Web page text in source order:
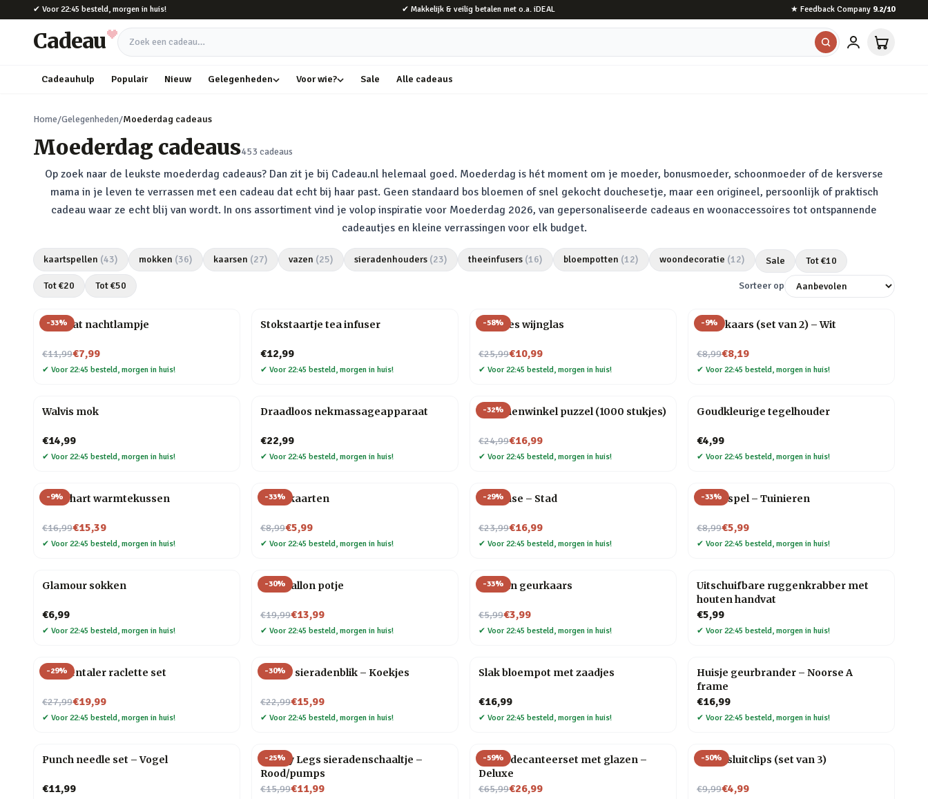
Naar hoofdinhoud
✔ Voor 22:45 besteld, morgen in huis! ✔ Makkelijk & veilig betalen met o.a. iDEAL ★ Feedback Company 9.2/10
Cadeau Zoek een cadeau
Cadeauhulp Populair Nieuw Gelegenheden Voor wie? Sale Alle cadeaus
Home/Gelegenheden/Moederdag cadeaus
Moederdag cadeaus453 cadeaus
Op zoek naar de leukste moederdag cadeaus? Dan zit je bij Cadeau.nl helemaal goed. Moederdag is hét moment om je moeder, bonusmoeder, schoonmoeder of de kersverse
mama in je leven te verrassen met een cadeau dat echt bij haar past. Geen standaard bos bloemen of snel gekocht douchesetje, maar een origineel, persoonlijk of praktisch
cadeau waar ze echt blij van wordt. In ons assortiment vind je volop inspiratie voor Moederdag 2026, van gepersonaliseerde cadeaus en woonaccessoires tot ontspannende
cadeautjes en kleine verrassingen voor elk budget.
kaartspellen (43) mokken (36) kaarsen (27) vazen (25) sieradenhouders (23) theeinfusers (16) bloempotten (12) woondecoratie (12) Sale Tot €10
Tot €20 Tot €50 Sorteer op
-33%
Mini kat nachtlampje
€11,99
Nu voor€7,99
✔ Voor 22:45 besteld, morgen in huis!
Stokstaartje tea infuser
€12,99
✔ Voor 22:45 besteld, morgen in huis!
-58%
Wijnfles wijnglas
€25,99
Nu voor€10,99
✔ Voor 22:45 besteld, morgen in huis!
-9%
Druipkaars (set van 2) – Wit
€8,99
Nu voor€8,19
✔ Voor 22:45 besteld, morgen in huis!
Walvis mok
€14,99
✔ Voor 22:45 besteld, morgen in huis!
Draadloos nekmassageapparaat
€22,99
✔ Voor 22:45 besteld, morgen in huis!
-32%
Bloemenwinkel puzzel (1000 stukjes)
€24,99
Nu voor€16,99
✔ Voor 22:45 besteld, morgen in huis!
Goudkleurige tegelhouder
€4,99
✔ Voor 22:45 besteld, morgen in huis!
-9%
Rood hart warmtekussen
€16,99
Nu voor€15,39
✔ Voor 22:45 besteld, morgen in huis!
-33%
Tarotkaarten
€8,99
Nu voor€5,99
✔ Voor 22:45 besteld, morgen in huis!
-29%
Flip Vase – Stad
€23,99
Nu voor€16,99
✔ Voor 22:45 besteld, morgen in huis!
-33%
Trivia spel – Tuinieren
€8,99
Nu voor€5,99
✔ Voor 22:45 besteld, morgen in huis!
Glamour sokken
€6,99
✔ Voor 22:45 besteld, morgen in huis!
-30%
Blije ballon potje
€19,99
Nu voor€13,99
✔ Voor 22:45 besteld, morgen in huis!
-33%
Oceaan geurkaars
€5,99
Nu voor€3,99
✔ Voor 22:45 besteld, morgen in huis!
Uitschuifbare ruggenkrabber met
houten handvat
€5,99
✔ Voor 22:45 besteld, morgen in huis!
-29%
Emmentaler raclette set
€27,99
Nu voor€19,99
✔ Voor 22:45 besteld, morgen in huis!
-30%
Snoep sieradenblik – Koekjes
€22,99
Nu voor€15,99
✔ Voor 22:45 besteld, morgen in huis!
Slak bloempot met zaadjes
€16,99
✔ Voor 22:45 besteld, morgen in huis!
Huisje geurbrander – Noorse A
frame
€16,99
✔ Voor 22:45 besteld, morgen in huis!
Punch needle set – Vogel
€11,99
-25%
Happy Legs sieradenschaaltje –
Rood/pumps
€15,99
Nu voor€11,99
-59%
Globe decanteerset met glazen –
Deluxe
€65,99
Nu voor€26,99
-50%
Kat afsluitclips (set van 3)
€9,99
Nu voor€4,99